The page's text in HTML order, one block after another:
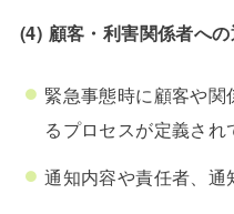
(4) 顧客・利害関係者へ
緊急事態時に顧客や
るプロセスが定義され
通知内容や責任者、